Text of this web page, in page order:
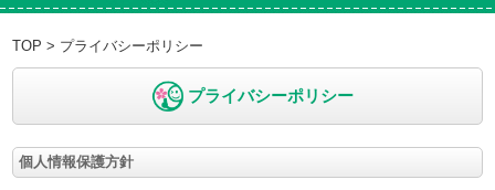
TOP > プライバシーポリシー
プライバシーポリシー
個人情報保護方針